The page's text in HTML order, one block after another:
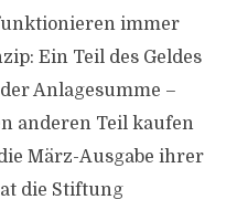
immer
Ein Teil des Geldes
Anlagesumme –
anderen Teil kaufen
März-Ausgabe ihrer
die Stiftung